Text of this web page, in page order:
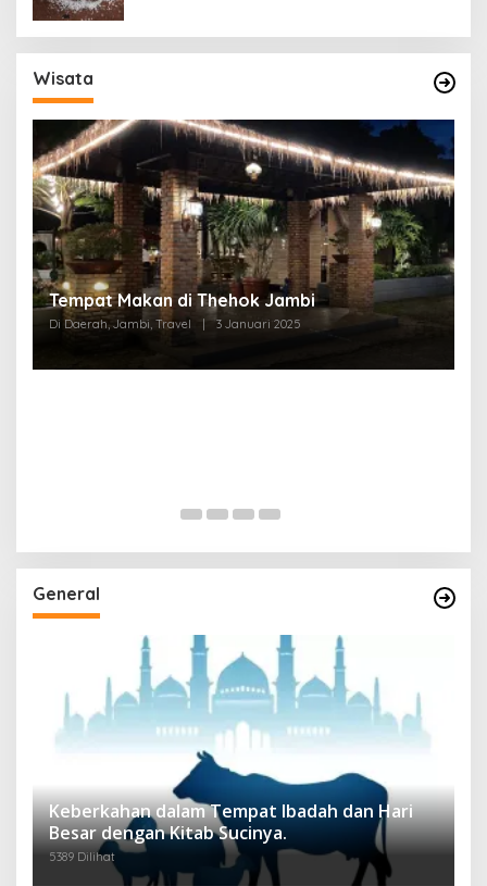
Wisata
Tempat Makan di Thehok Jambi
Di Daerah, Jambi, Travel 3 Januari 2025
General
Keberkahan dalam Tempat Ibadah dan Hari
Besar dengan Kitab Sucinya.
5389 Dilihat